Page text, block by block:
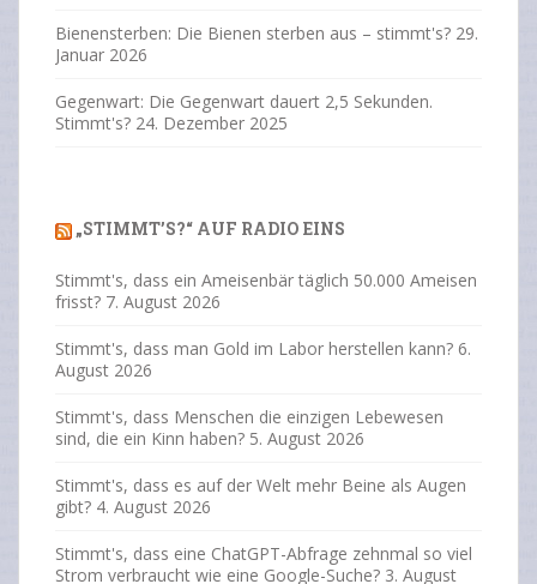
Bienensterben: Die Bienen sterben aus – stimmt's? 29.
Januar 2026
Gegenwart: Die Gegenwart dauert 2,5 Sekunden.
Stimmt's? 24. Dezember 2025
„STIMMT’S?“ AUF RADIO EINS
Stimmt's, dass ein Ameisenbär täglich 50.000 Ameisen
frisst? 7. August 2026
Stimmt's, dass man Gold im Labor herstellen kann? 6.
August 2026
Stimmt's, dass Menschen die einzigen Lebewesen
sind, die ein Kinn haben? 5. August 2026
Stimmt's, dass es auf der Welt mehr Beine als Augen
gibt? 4. August 2026
Stimmt's, dass eine ChatGPT-Abfrage zehnmal so viel
Strom verbraucht wie eine Google-Suche? 3. August